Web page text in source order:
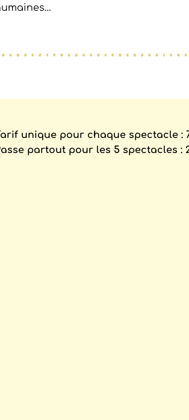
unique pour chaque spectacle :
partout pour les 5 spectacles :